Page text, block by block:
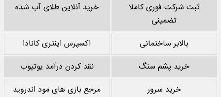
ثبت شرکت فوری کاملا
تضمینی
خرید آنلاین طلای آب شده
بالابر ساختمانی
اکسپرس اینتری کانادا
خرید پشم سنگ
نقد کردن درآمد یوتیوب
خرید سرور
مرجع بازی های مود اندروید